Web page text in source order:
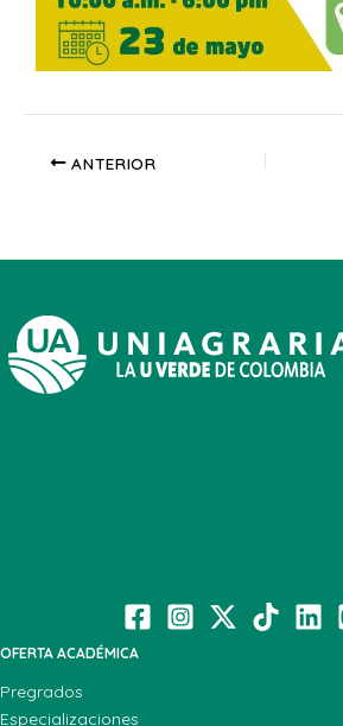
ANTERIOR
OFERTA ACADÉMICA
Pregrados
Especializaciones